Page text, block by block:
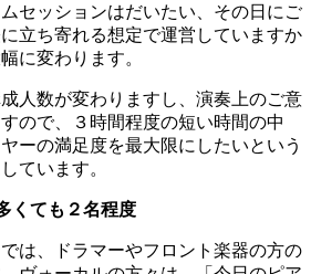
セッションはだいたい、その日にご
立ち寄れる想定で運営していますか
に変わります。
人数が変わりますし、演奏上のご意
ので、３時間程度の短い時間の中
ーの満足度を最大限にしたいという
ています。
くても２名程度
は、ドラマーやフロント楽器の方の